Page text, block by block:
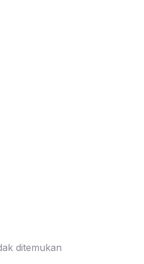
ditemukan